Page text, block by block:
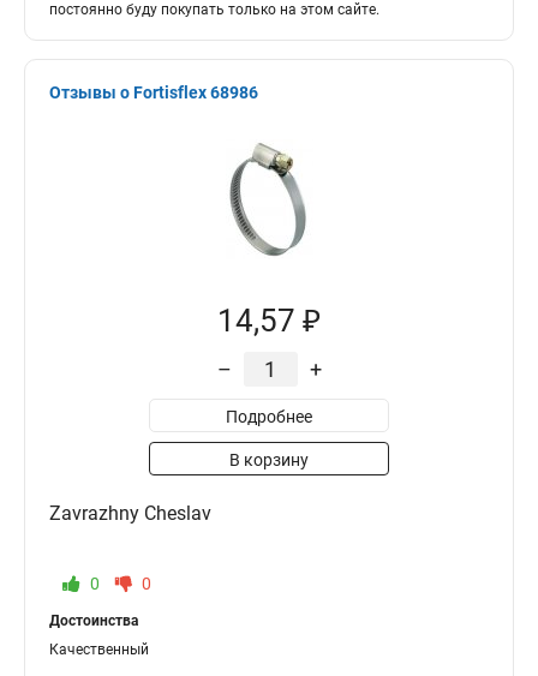
постоянно буду покупать только на этом сайте.
Отзывы о Fortisflex 68986
14,57 ₽
– +
Подробнее
В корзину
Zavrazhny Cheslav
0 0
Достоинства
Качественный